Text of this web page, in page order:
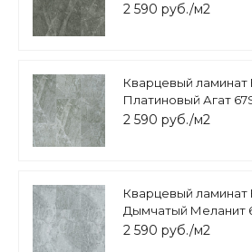
2 590 руб./м2
Кварцевый ламинат
Платиновый Агат
2 590 руб./м2
Кварцевый ламинат
Дымчатый Меланит
2 590 руб./м2